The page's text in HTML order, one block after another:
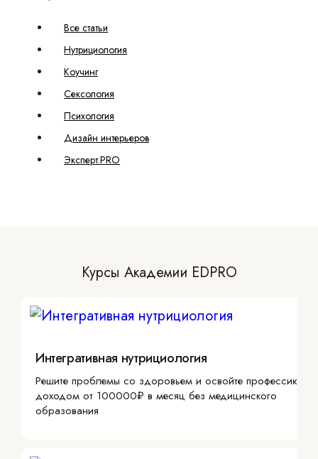
Все статьи
Нутрициология
Коучинг
Сексология
Психология
Дизайн интерьеров
Эксперт.PRO
Курсы Академии EDPRO
Интегративная нутрициология
Решите проблемы со здоровьем и освойте профессию с
доходом от 100000₽ в месяц без медицинского
образования